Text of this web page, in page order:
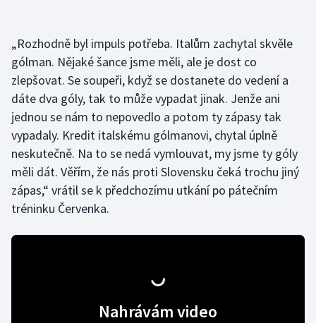
Judo
Krasobruslení
Lezení
Lyže a snowboard
Moderní pětiboj
„Rozhodně byl impuls potřeba. Italům zachytal skvěle
gólman. Nějaké šance jsme měli, ale je dost co
zlepšovat. Se soupeři, když se dostanete do vedení a
dáte dva góly, tak to může vypadat jinak. Jenže ani
jednou se nám to nepovedlo a potom ty zápasy tak
vypadaly. Kredit italskému gólmanovi, chytal úplně
neskutečně. Na to se nedá vymlouvat, my jsme ty góly
měli dát. Věřím, že nás proti Slovensku čeká trochu jiný
zápas,“ vrátil se k předchozímu utkání po pátečním
tréninku Červenka.
Nahrávám video